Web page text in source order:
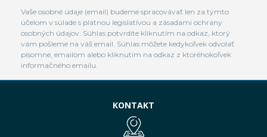
Vaše osobné údaje (email) budeme spracovávať len za týmto
účelom v súlade s platnou legislatívou a zásadami ochrany
osobných údajov. Súhlas potvrdíte kliknutím na odkaz, ktorý
vám pošleme na váš email. Súhlas môžete kedykoľvek odvolať
písomne, emailom alebo kliknutím na odkaz z ktoréhokoľvek
informačného emailu.
KONTAKT